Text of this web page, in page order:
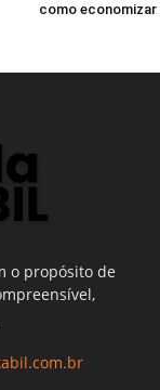
como economizar
o propósito de